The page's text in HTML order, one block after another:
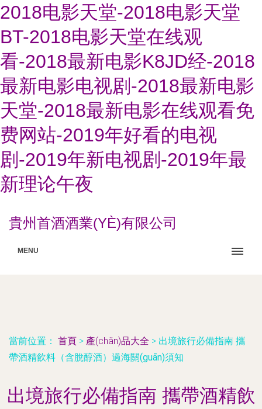
2018电影天堂-2018电影天堂
BT-2018电影天堂在线观
看-2018最新电影K8JD经-2018
最新电影电视剧-2018最新电影
天堂-2018最新电影在线观看免
费网站-2019年好看的电视
剧-2019年新电视剧-2019年最
新理论午夜
貴州首酒酒業(YÈ)有限公司
MENU
當前位置： 首頁 > 產(chǎn)品大全 > 出境旅行必備指南 攜
帶酒精飲料（含脫醇酒）過海關(guān)須知
出境旅行必備指南 攜帶酒精飲